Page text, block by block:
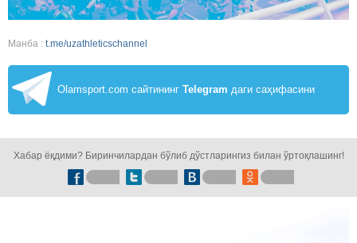
Манба : t.me/uzathleticschannel
Olamsport.com сайтининг Telegram даги саҳифасини
Хабар ёқдими? Биринчилардан бўлиб дўстларингиз билан ўртоқлашинг!